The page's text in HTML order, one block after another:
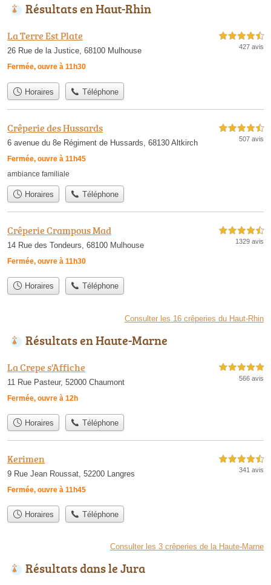
Résultats en Haut-Rhin
La Terre Est Plate
26 Rue de la Justice, 68100 Mulhouse
Fermée, ouvre à 11h30
4,5 étoiles sur 5
427 avis
Horaires Téléphone
Crêperie des Hussards
6 avenue du 8e Régiment de Hussards, 68130 Altkirch
Fermée, ouvre à 11h45
4,5 étoiles sur 5
507 avis
ambiance familiale
Horaires Téléphone
Crêperie Crampous Mad
14 Rue des Tondeurs, 68100 Mulhouse
Fermée, ouvre à 11h30
4,5 étoiles sur 5
1329 avis
Horaires Téléphone
Consulter les 16 crêperies du Haut-Rhin
Résultats en Haute-Marne
La Crepe s'Affiche
11 Rue Pasteur, 52000 Chaumont
Fermée, ouvre à 12h
5,0 étoiles sur 5
566 avis
Horaires Téléphone
Kerimen
9 Rue Jean Roussat, 52200 Langres
Fermée, ouvre à 11h45
4,5 étoiles sur 5
341 avis
Horaires Téléphone
Consulter les 3 crêperies de la Haute-Marne
Résultats dans le Jura